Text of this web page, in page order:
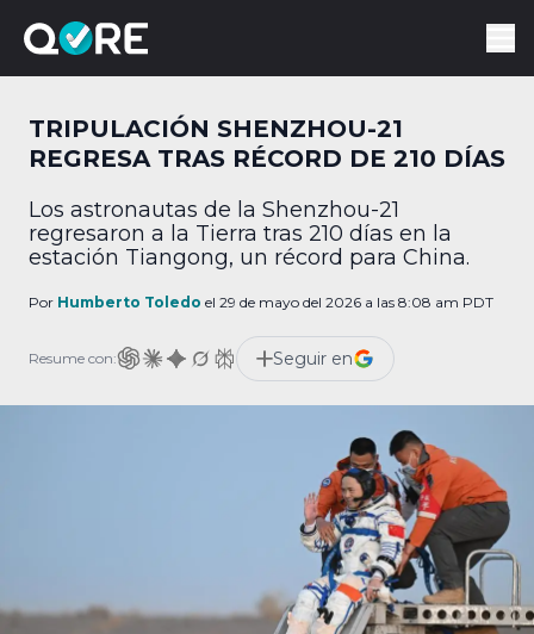
TRIPULACIÓN SHENZHOU-21
REGRESA TRAS RÉCORD DE 210 DÍAS
Los astronautas de la Shenzhou-21
regresaron a la Tierra tras 210 días en la
estación Tiangong, un récord para China.
Por Humberto Toledo el 29 de mayo del 2026 a las 8:08 am PDT
Resume con: Seguir en